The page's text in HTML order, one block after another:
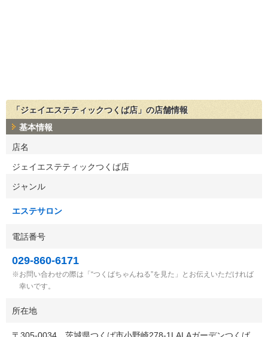
「ジェイエステティックつくば店」の店舗情報
基本情報
店名
ジェイエステティックつくば店
ジャンル
エステサロン
電話番号
029-860-6171
お問い合わせの際は「“つくばちゃんねる”を見た」とお伝えいただければ
幸いです。
所在地